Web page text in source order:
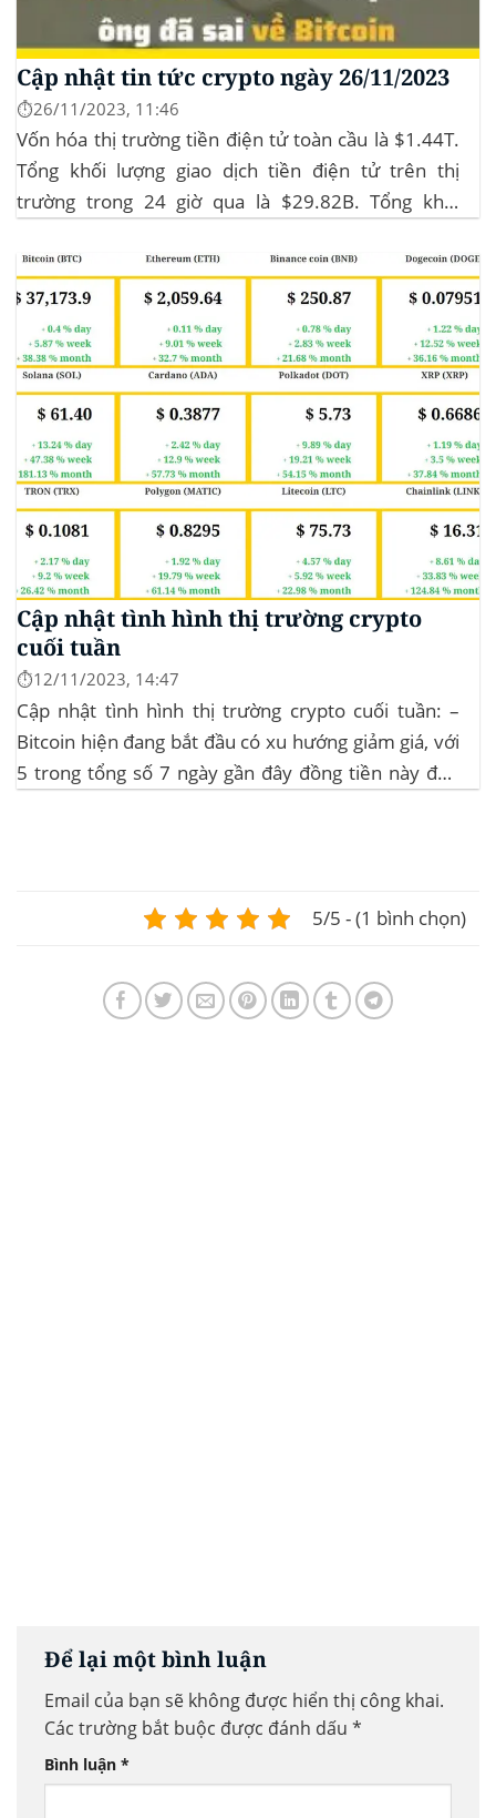
Cập nhật tin tức crypto ngày 26/11/2023
⏱️26/11/2023, 11:46
Vốn hóa thị trường tiền điện tử toàn cầu là $1.44T.
Tổng khối lượng giao dịch tiền điện tử trên thị
trường trong 24 giờ qua là $29.82B. Tổng khối
chiếm 11.77% tổng khối lượng giao dịch tiền điện tử
trong 24 giờ. Khối lượng giao dịch của...
Cập nhật tình hình thị trường crypto
cuối tuần
⏱️12/11/2023, 14:47
Cập nhật tình hình thị trường crypto cuối tuần: –
Bitcoin hiện đang bắt đầu có xu hướng giảm giá, với
5 trong tổng số 7 ngày gần đây đồng tiền này đều
5/5 - (1 bình chọn)
Để lại một bình luận
Email của bạn sẽ không được hiển thị công khai.
Các trường bắt buộc được đánh dấu *
Bình luận *